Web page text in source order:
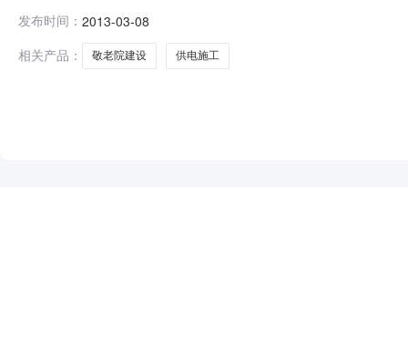
发布时间2013年3月8日招标人地址富民县永定街452号
发布时间： 2013-03-08
相关产品：
敬老院建设 供电施工